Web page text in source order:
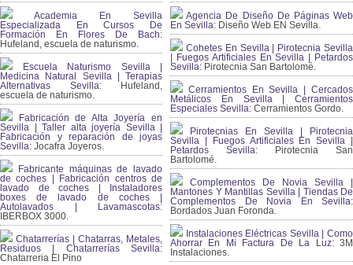
Academia En Sevilla
Especializada En Cursos De
Formación En Flores De Bach:
Hufeland, escuela de naturismo.
Escuela Naturismo Sevilla |
Medicina Natural Sevilla | Terapias
Alternativas Sevilla: Hufeland,
escuela de naturismo.
Fabricación de Alta Joyería en
Sevilla | Taller alta joyería Sevilla |
Fabricación y reparación de joyas
Sevilla: Jocafra Joyeros.
Fabricante máquinas de lavado
de coches | Fabricación centros de
lavado de coches | Instaladores
boxes de lavado de coches |
Autolavados | Lavamascotas:
IBERBOX 3000.
Chatarrerías | Chatarras, Metales,
Residuos | Chatarrerías Sevilla:
Chatarreria El Pino
Agencia De Diseño De Páginas Web
En Sevilla: Diseño Web EN Sevilla.
Cohetes En Sevilla | Pirotecnia Sevilla
| Fuegos Artificiales En Sevilla | Petardos
Sevilla: Pirotecnia San Bartolomé.
Cerramientos En Sevilla | Cercados
Metálicos En Sevilla | Cerramientos
Especiales Sevilla: Cerramientos Gordo.
Pirotecnias En Sevilla | Pirotecnia
Sevilla | Fuegos Artificiales En Sevilla |
Petardos Sevilla: Pirotecnia San
Bartolomé.
Complementos De Novia Sevilla |
Mantones Y Mantillas Sevilla | Tiendas De
Complementos De Novia En Sevilla:
Bordados Juan Foronda.
Instalaciones Eléctricas Sevilla | Como
Ahorrar En Mi Factura De La Luz:3M
Instalaciones.